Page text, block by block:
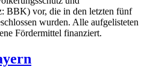
BBK) vor, die in den letzten fünf
wurden. Alle aufgelisteten
Fördermittel finanziert.